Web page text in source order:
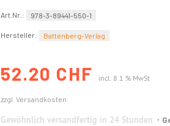
Art.Nr.: 978-3-89441-550-1
Hersteller: Battenberg-Verlag
52.20 CHF incl. 8.1 % MwSt
zzgl. Versandkosten
Gewöhnlich versandfertig in 24 Stunden